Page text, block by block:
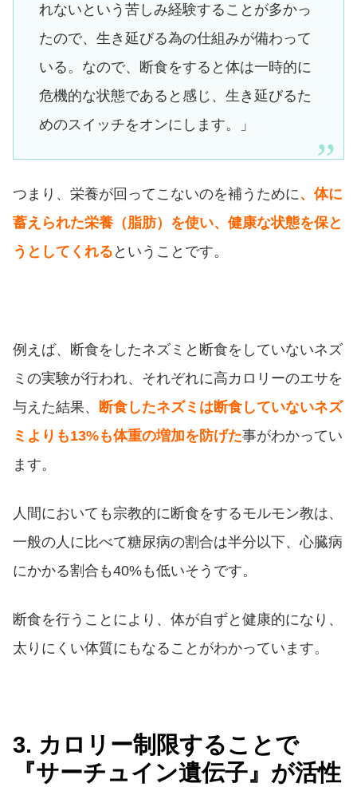
れないという苦しみ経験することが多かっ
たので、生き延びる為の仕組みが備わって
いる。なので、断食をすると体は一時的に
危機的な状態であると感じ、生き延びるた
めのスイッチをオンにします。」
つまり、栄養が回ってこないのを補うために、体に
蓄えられた栄養（脂肪）を使い、健康な状態を保と
うとしてくれる ということです。
例えば、断食をしたネズミと断食をしていないネズ
ミの実験が行われ、それぞれに高カロリーのエサを
与えた結果、 断食したネズミは断食していないネズ
ミよりも13%も体重の増加を防げた事がわかってい
ます。
人間においても宗教的に断食をするモルモン教は、
一般の人に比べて糖尿病の割合は半分以下、心臓病
にかかる割合も40%も低いそうです。
断食を行うことにより、体が自ずと健康的になり、
太りにくい体質にもなることがわかっています。
3. カロリー制限することで
『サーチュイン遺伝子』が活性